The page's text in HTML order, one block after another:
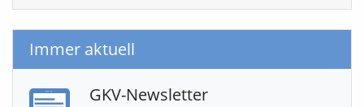
Immer aktuell
GKV-Newsletter